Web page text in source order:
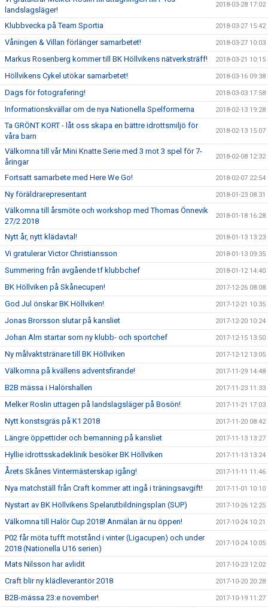
landslagsläger!
2018-03-28 17:02
Klubbvecka på Team Sportia 2018-03-27 15:42
Våningen & Villan förlänger samarbetet! 2018-03-27 10:03
Markus Rosenberg kommer till BK Höllvikens nätverksträff! 2018-03-21 10:15
Höllvikens Cykel utökar samarbetet! 2018-03-16 09:38
Dags för fotografering! 2018-03-03 17:58
Informationskvällar om de nya Nationella Spelformerna 2018-02-13 19:28
Ta GRÖNT KORT - låt oss skapa en bättre idrottsmiljö för
våra barn
2018-02-13 15:07
Välkomna till vår Mini Knatte Serie med 3 mot 3 spel för 7-
åringar
2018-02-08 12:32
Fortsatt samarbete med Here We Go! 2018-02-07 22:54
Ny föräldrarepresentant 2018-01-23 08:31
Välkomna till årsmöte och workshop med Thomas Önnevik
27/2 2018
2018-01-18 16:28
Nytt år, nytt klädavtal! 2018-01-13 13:23
Vi gratulerar Victor Christiansson 2018-01-13 09:35
Summering från avgående tf klubbchef 2018-01-12 14:40
BK Höllviken på Skånecupen! 2017-12-26 08:08
God Jul önskar BK Höllviken! 2017-12-21 10:35
Jonas Brorsson slutar på kansliet 2017-12-20 10:24
Johan Alm startar som ny klubb- och sportchef 2017-12-15 13:50
Ny målvaktstränare till BK Höllviken 2017-12-12 13:05
Välkomna på kvällens adventsfirande! 2017-11-29 14:48
B2B mässa i Halörshallen 2017-11-23 11:33
Melker Roslin uttagen på landslagsläger på Bosön! 2017-11-21 17:03
Nytt konstsgräs på K1 2018 2017-11-20 08:42
Längre öppettider och bemanning på kansliet 2017-11-13 13:27
Hyllie idrottsskadeklinik besöker BK Höllviken 2017-11-13 13:24
Årets Skånes Vintermästerskap igång! 2017-11-11 11:46
Nya matchställ från Craft kommer att ingå i träningsavgift! 2017-11-01 10:10
Nystart av BK Höllvikens Spelarutbildningsplan (SUP) 2017-10-26 12:25
Välkomna till Halör Cup 2018! Anmälan är nu öppen! 2017-10-24 10:21
P02 får möta tufft motstånd i vinter (Ligacupen) och under
2018 (Nationella U16 serien)
2017-10-24 10:05
Mats Nilsson har avlidit 2017-10-23 12:02
Craft blir ny klädleverantör 2018 2017-10-20 20:28
B2B-mässa 23:e november! 2017-10-19 11:27